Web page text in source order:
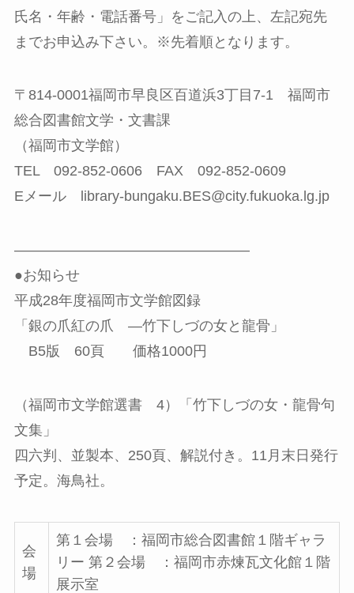
氏名・年齢・電話番号」をご記入の上、左記宛先
までお申込み下さい。※先着順となります。
〒814-0001福岡市早良区百道浜3丁目7-1 福岡市
総合図書館文学・文書課
（福岡市文学館）
TEL 092-852-0606 FAX 092-852-0609
Eメール library-bungaku.BES@city.fukuoka.lg.jp
————————————————–
●お知らせ
平成28年度福岡市文学館図録
「銀の爪紅の爪 ―竹下しづの女と龍骨」
B5版 60頁 価格1000円
（福岡市文学館選書 4）「竹下しづの女・龍骨句
文集」
四六判、並製本、250頁、解説付き。11月末日発行
予定。海鳥社。
会
場
第１会場 ：福岡市総合図書館１階ギャラ
リー 第２会場 ：福岡市赤煉瓦文化館１階
展示室